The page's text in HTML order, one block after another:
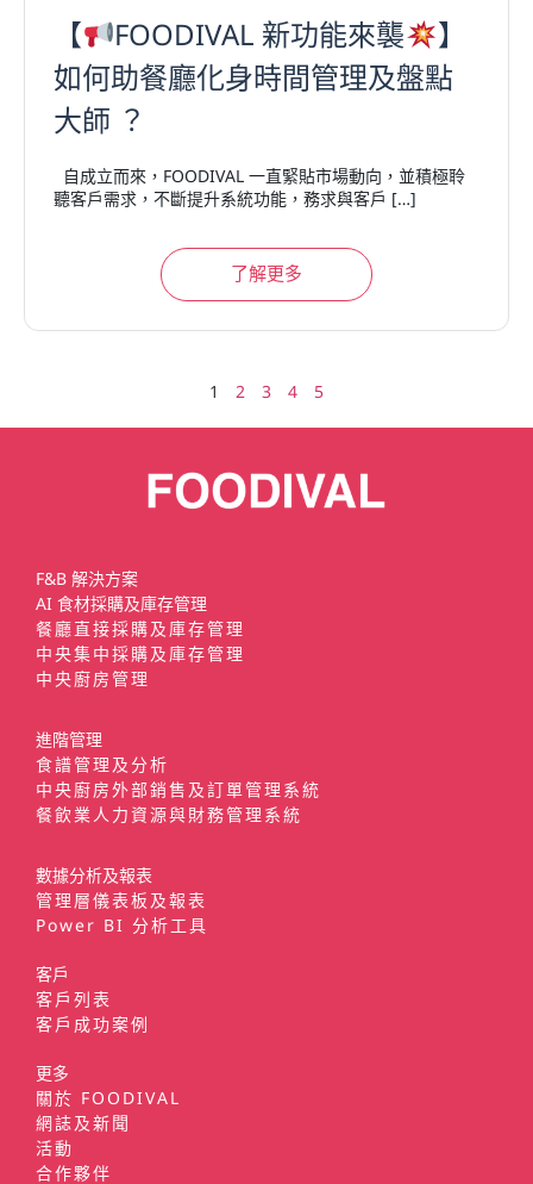
【 FOODIVAL 新功能來襲
】
如何助餐廳化身時間管理及盤點
大師 ？
自成立而來，FOODIVAL 一直緊貼市場動向，並積極聆
聽客戶需求，不斷提升系統功能，務求與客戶 […]
了解更多
1 2 3 4 5
F&B 解決方案
AI 食材採購及庫存管理
餐廳直接採購及庫存管理
中央集中採購及庫存管理
中央廚房管理
進階管理
食譜管理及分析
中央廚房外部銷售及訂單管理系統
餐飲業人力資源與財務管理系統
數據分析及報表
管理層儀表板及報表
Power BI 分析工具
客戶
客戶列表
客戶成功案例
更多
關於 FOODIVAL
網誌及新聞
活動
合作夥伴